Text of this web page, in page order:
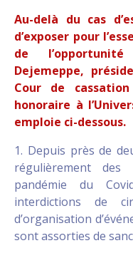
Au-delà du cas
d’exposer pour
de
Dejemeppe,
Cour de
honoraire à
emploie ci-dessous.
1. Depuis près de
régulièrement
pandémie du
interdictions de
d’organisation
sont assorties de